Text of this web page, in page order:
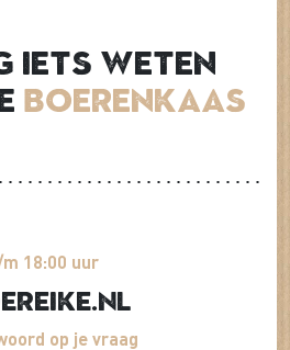
iets weten
Boerenkaas
18:00 uur
op je vraag